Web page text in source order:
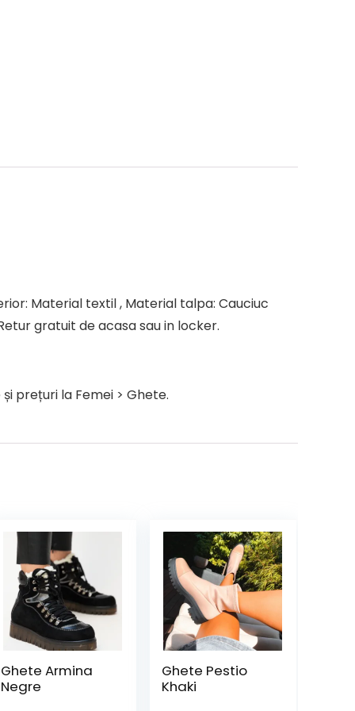
Material textil , Material talpa: Cauciuc
gratuit de acasa sau in locker.
prețuri la Femei > Ghete.
Ghete Armina
Negre
Ghete Pestio
Khaki